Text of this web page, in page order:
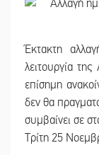
Έκτακτη
λειτουργία
επίσημη
δεν θα
συμβαίνει σε
Τρίτη 25